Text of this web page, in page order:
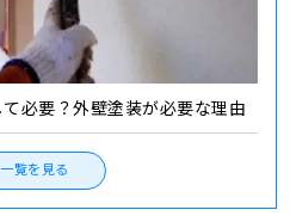
必要？外壁塗装が必要な理由
一覧を見る